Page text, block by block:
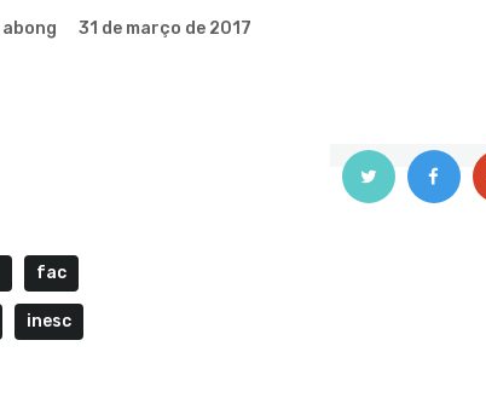
abong 31 de março de 2017
fac
inesc